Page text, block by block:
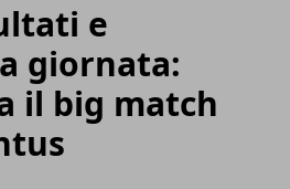
e
giornata:
il big match